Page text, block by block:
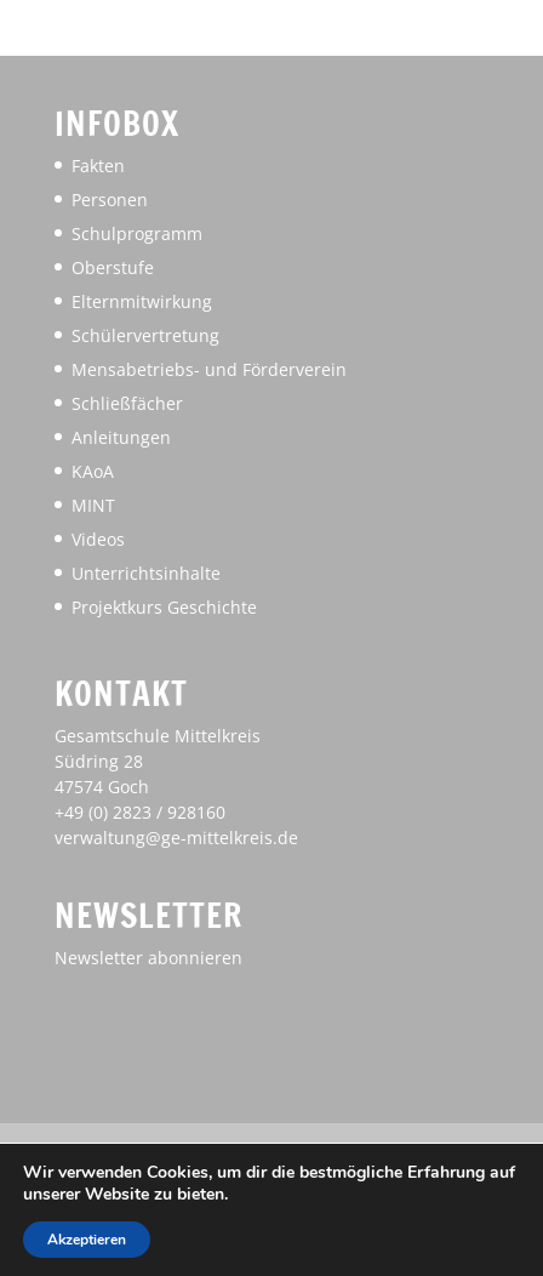
INFOBOX
Fakten
Personen
Schulprogramm
Oberstufe
Elternmitwirkung
Schülervertretung
Mensabetriebs- und Förderverein
Schließfächer
Anleitungen
KAoA
MINT
Videos
Unterrichtsinhalte
Projektkurs Geschichte
KONTAKT
Gesamtschule Mittelkreis
Südring 28
47574 Goch
+49 (0) 2823 / 928160
verwaltung@ge-mittelkreis.de
NEWSLETTER
Newsletter abonnieren
Datenschutz
Designed by
Wir verwenden Cookies, um dir die bestmögliche Erfahrung auf
unserer Website zu bieten.
Akzeptieren